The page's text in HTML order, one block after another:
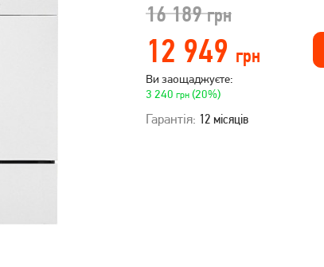
16 189грн
12 949 грн
Ви заощаджуєте:
3 240 грн(20%)
Гарантія: 12 місяців